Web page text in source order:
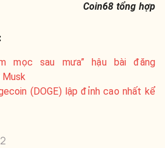
Coin68 tổng hợp
mọc sau mưa” hậu bài đăng
(DOGE) lập đỉnh cao nhất kể